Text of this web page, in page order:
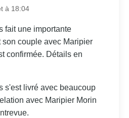
à 18:04
fait une importante
couple avec Maripier
confirmée. Détails en
s'est livré avec beaucoup
avec Maripier Morin